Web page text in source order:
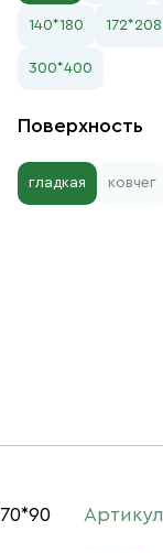
140*180 172*208
300*400
Поверхность
гладкая ковчег
70*90 Артикул